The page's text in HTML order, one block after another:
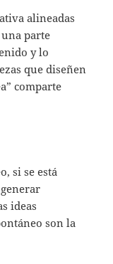
alineadas
parte
y lo
que diseñen
comparte
si se está
ideas
son la